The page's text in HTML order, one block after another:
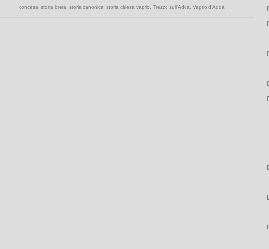
concesa
storia brera storia canonica storia chiesa vaprio Trezzo sull'Adda Vaprio d'Adda